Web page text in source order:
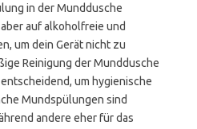
in der Munddusche
auf alkoholfreie und
um dein Gerät nicht zu
Reinigung der Munddusche
um hygienische
Mundspülungen sind
andere eher für das